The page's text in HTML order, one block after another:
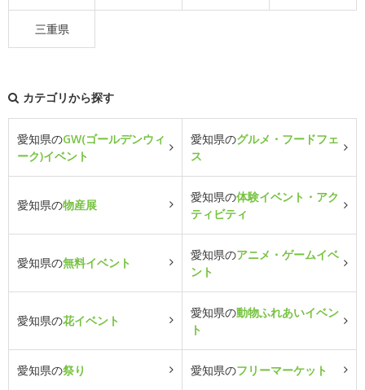
三重県
カテゴリから探す
愛知県のGW(ゴールデンウィ
ーク)イベント
愛知県のグルメ・フードフェ
ス
愛知県の物産展
愛知県の体験イベント・アク
ティビティ
愛知県の無料イベント
愛知県のアニメ・ゲームイベ
ント
愛知県の花イベント
愛知県の動物ふれあいイベン
ト
愛知県の祭り 愛知県のフリーマーケット